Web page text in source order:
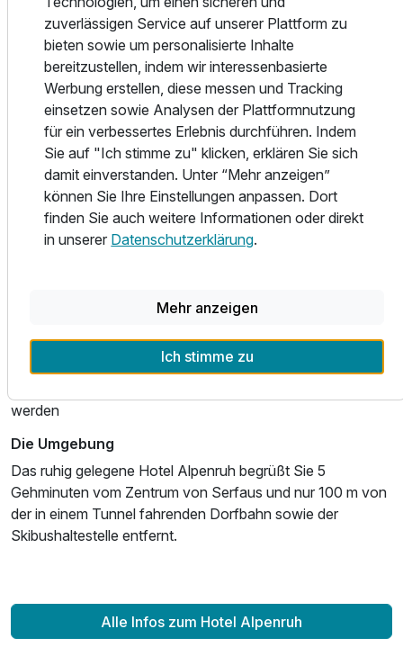
Suite COMFORT mit Balkon
3 Erwachsene
Ausstattung
Suite SUPERIOR mit Balkon
Auswahl, wie ein Restaurant, ein Speiseraum und eine Bar.
Im Restaurant und auf der Sommerterrasse genießen Sie
typische Spezialitäten der österreichischen Küche,
Gerichte der internationalen Küche und vegetarische
Speisen. Dazu wird eine große Auswahl an
österreichischen und internationalen Weinen angeboten. In
der gemütlichen Loungebar entspannen Sie sich am
offenen Kamin. Auch besondere Speisen sind erhältlich,
darunter vegetarische Gerichte.
Wellness & Freizeit
Im Hallenbad finden die Gäste angenehmen Ausgleich
Fitnessräume eignen sich perfekt für ein umfassendes und
ein Dampfbad, eine Infrarotkabine und ein beheizter
Innenpool zum Entspannen ein. Massagen und
werden
Die Umgebung
Das ruhig gelegene Hotel Alpenruh begrüßt Sie 5
Gehminuten vom Zentrum von Serfaus und nur 100 m von
der in einem Tunnel fahrenden Dorfbahn sowie der
Skibushaltestelle entfernt.
Alle Infos zum Hotel Alpenruh
zuverlässigen Service auf unserer Plattform zu
bieten sowie um personalisierte Inhalte
bereitzustellen, indem wir interessenbasierte
Werbung erstellen, diese messen und Tracking
einsetzen sowie Analysen der Plattformnutzung
für ein verbessertes Erlebnis durchführen. Indem
Sie auf "Ich stimme zu" klicken, erklären Sie sich
damit einverstanden. Unter “Mehr anzeigen”
können Sie Ihre Einstellungen anpassen. Dort
finden Sie auch weitere Informationen oder direkt
in unserer Datenschutzerklärung.
Mehr anzeigen
Ich stimme zu